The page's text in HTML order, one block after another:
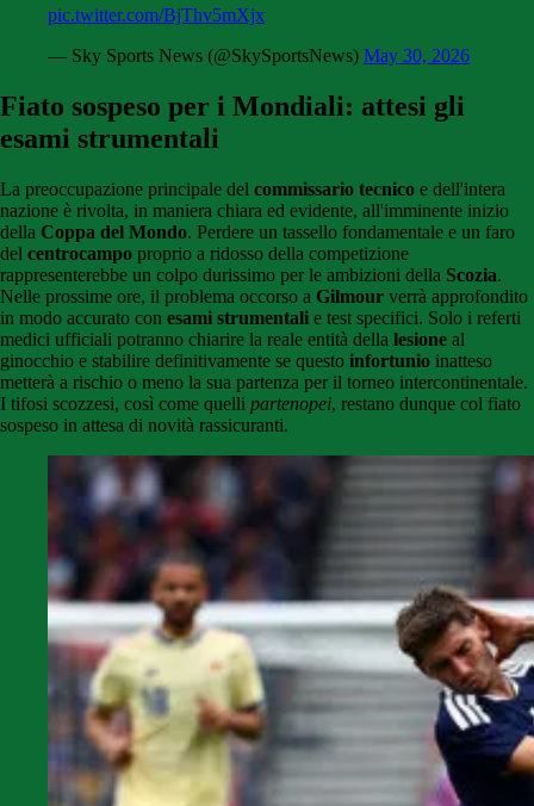
pic.twitter.com/BjThv5mXjx
— Sky Sports News (@SkySportsNews) May 30, 2026
Fiato sospeso per i Mondiali: attesi gli
esami strumentali
La preoccupazione principale del commissario tecnico e dell'intera
nazione è rivolta, in maniera chiara ed evidente, all'imminente inizio
della Coppa del Mondo. Perdere un tassello fondamentale e un faro
del centrocampo proprio a ridosso della competizione
rappresenterebbe un colpo durissimo per le ambizioni della Scozia.
Nelle prossime ore, il problema occorso a Gilmour verrà approfondito
in modo accurato con esami strumentali e test specifici. Solo i referti
medici ufficiali potranno chiarire la reale entità della lesione al
ginocchio e stabilire definitivamente se questo infortunio inatteso
metterà a rischio o meno la sua partenza per il torneo intercontinentale.
I tifosi scozzesi, così come quelli partenopei, restano dunque col fiato
sospeso in attesa di novità rassicuranti.